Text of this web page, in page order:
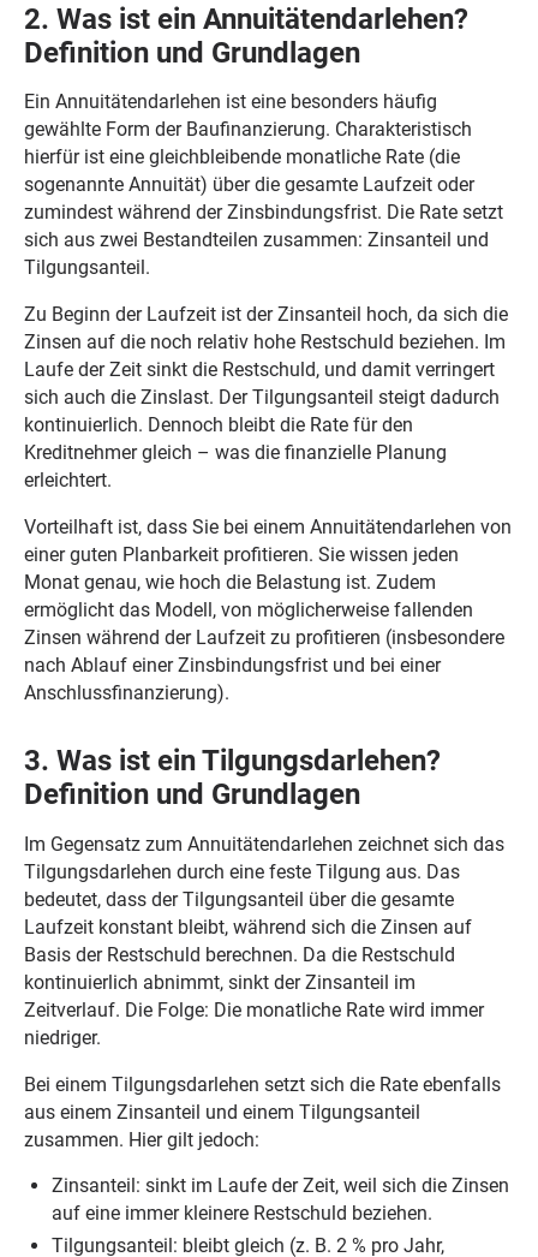
2. Was ist ein Annuitätendarlehen?
Definition und Grundlagen
Ein Annuitätendarlehen ist eine besonders häufig
gewählte Form der Baufinanzierung. Charakteristisch
hierfür ist eine gleichbleibende monatliche Rate (die
sogenannte Annuität) über die gesamte Laufzeit oder
zumindest während der Zinsbindungsfrist. Die Rate setzt
sich aus zwei Bestandteilen zusammen: Zinsanteil und
Tilgungsanteil.
Zu Beginn der Laufzeit ist der Zinsanteil hoch, da sich die
Zinsen auf die noch relativ hohe Restschuld beziehen. Im
Laufe der Zeit sinkt die Restschuld, und damit verringert
sich auch die Zinslast. Der Tilgungsanteil steigt dadurch
kontinuierlich. Dennoch bleibt die Rate für den
Kreditnehmer gleich – was die finanzielle Planung
erleichtert.
Vorteilhaft ist, dass Sie bei einem Annuitätendarlehen von
einer guten Planbarkeit profitieren. Sie wissen jeden
Monat genau, wie hoch die Belastung ist. Zudem
ermöglicht das Modell, von möglicherweise fallenden
Zinsen während der Laufzeit zu profitieren (insbesondere
nach Ablauf einer Zinsbindungsfrist und bei einer
Anschlussfinanzierung).
3. Was ist ein Tilgungsdarlehen?
Definition und Grundlagen
Im Gegensatz zum Annuitätendarlehen zeichnet sich das
Tilgungsdarlehen durch eine feste Tilgung aus. Das
bedeutet, dass der Tilgungsanteil über die gesamte
Laufzeit konstant bleibt, während sich die Zinsen auf
Basis der Restschuld berechnen. Da die Restschuld
kontinuierlich abnimmt, sinkt der Zinsanteil im
Zeitverlauf. Die Folge: Die monatliche Rate wird immer
niedriger.
Bei einem Tilgungsdarlehen setzt sich die Rate ebenfalls
aus einem Zinsanteil und einem Tilgungsanteil
zusammen. Hier gilt jedoch:
Zinsanteil: sinkt im Laufe der Zeit, weil sich die Zinsen
auf eine immer kleinere Restschuld beziehen.
Tilgungsanteil: bleibt gleich (z. B. 2 % pro Jahr,